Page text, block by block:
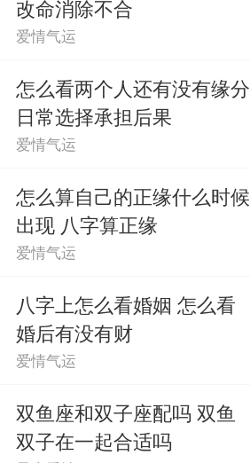
改命消除不合
爱情气运
怎么看两个人还有没有缘分
日常选择承担后果
爱情气运
怎么算自己的正缘什么时候
出现 八字算正缘
爱情气运
八字上怎么看婚姻 怎么看
婚后有没有财
爱情气运
双鱼座和双子座配吗 双鱼
双子在一起合适吗